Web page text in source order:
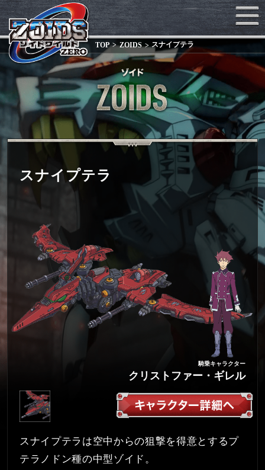
TOP ZOIDS スナイプテラ
スナイプテラ
騎乗キャラクター
クリストファー・ギレル
スナイプテラは空中からの狙撃を得意とするプ
テラノドン種の中型ゾイド。